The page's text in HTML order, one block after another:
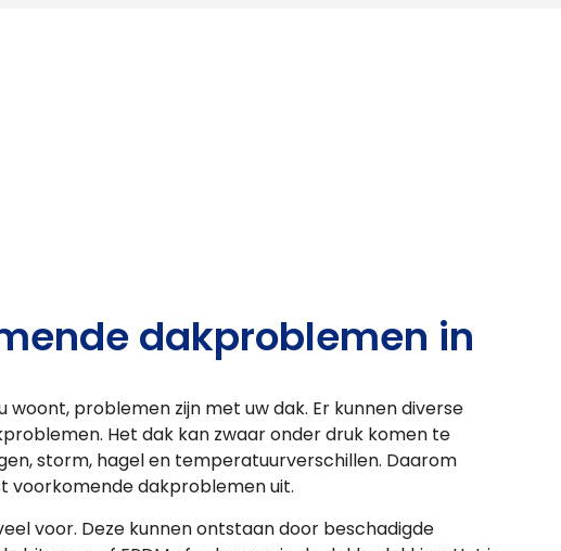
dakproblemen in
woont, problemen zijn met uw dak. Er kunnen diverse
Het dak kan zwaar onder druk komen te
storm, hagel en temperatuurverschillen. Daarom
voorkomende dakproblemen uit.
voor. Deze kunnen ontstaan door beschadigde